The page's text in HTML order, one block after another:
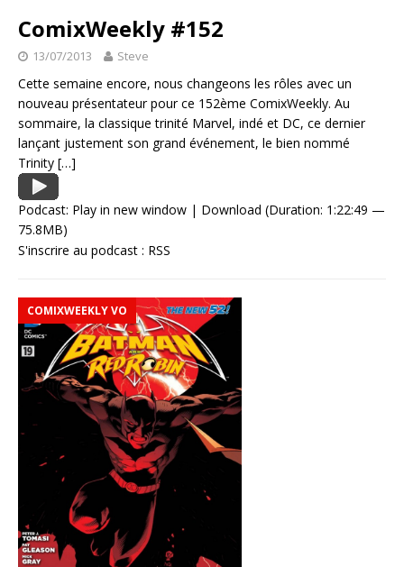
ComixWeekly #152
13/07/2013 Steve
Cette semaine encore, nous changeons les rôles avec un
nouveau présentateur pour ce 152ème ComixWeekly. Au
sommaire, la classique trinité Marvel, indé et DC, ce dernier
lançant justement son grand événement, le bien nommé
Trinity […]
Podcast: Play in new window | Download (Duration: 1:22:49 —
75.8MB)
S'inscrire au podcast : RSS
COMIXWEEKLY VO